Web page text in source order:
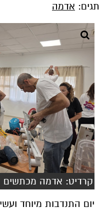
תגים: אדמה
קרדיט: אדמה מכתשים
יום התנדבות מיוחד